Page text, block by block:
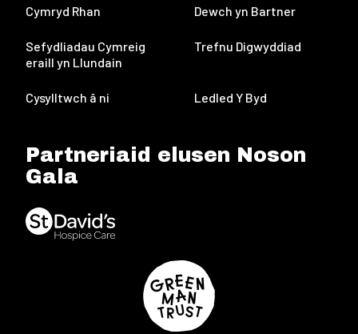
Cymryd Rhan Dewch yn Bartner
Sefydliadau Cymreig
eraill yn Llundain
Trefnu Digwyddiad
Cysylltwch â ni Ledled Y Byd
Partneriaid elusen Noson
Gala